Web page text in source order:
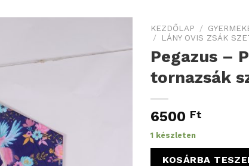
KEZDŐLAP /
/
LÁNY OVIS ZSÁK
Pegazus –
tornazsák
6500 Ft
1 készleten
KOSÁRBA